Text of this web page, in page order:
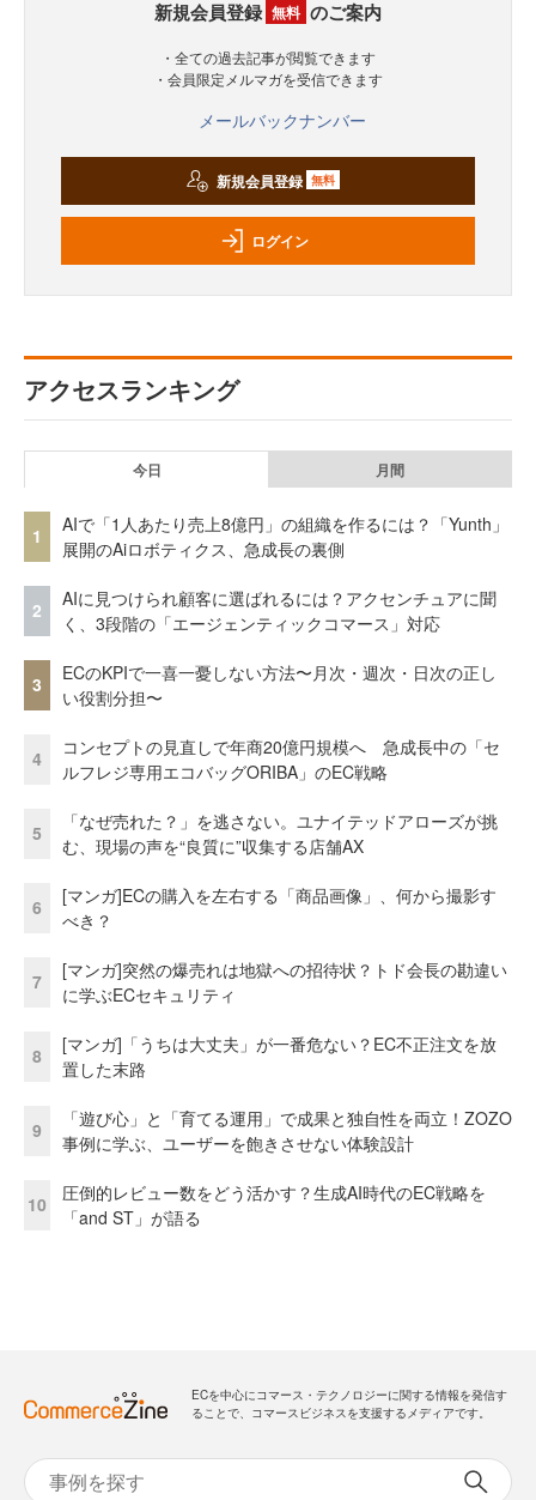
新規会員登録 無料 のご案内
・全ての過去記事が閲覧できます
・会員限定メルマガを受信できます
メールバックナンバー
新規会員登録 無料
ログイン
アクセスランキング
今日 月間
1
AIで「1人あたり売上8億円」の組織を作るには？「Yunth」
展開のAiロボティクス、急成長の裏側
2
AIに見つけられ顧客に選ばれるには？アクセンチュアに聞
く、3段階の「エージェンティックコマース」対応
3
ECのKPIで一喜一憂しない方法〜月次・週次・日次の正し
い役割分担〜
4
コンセプトの見直しで年商20億円規模へ 急成長中の「セ
ルフレジ専用エコバッグORIBA」のEC戦略
5
「なぜ売れた？」を逃さない。ユナイテッドアローズが挑
む、現場の声を“良質に”収集する店舗AX
6
[マンガ]ECの購入を左右する「商品画像」、何から撮影す
べき？
7
[マンガ]突然の爆売れは地獄への招待状？トド会長の勘違い
に学ぶECセキュリティ
8
[マンガ]「うちは大丈夫」が一番危ない？EC不正注文を放
置した末路
9
「遊び心」と「育てる運用」で成果と独自性を両立！ZOZO
事例に学ぶ、ユーザーを飽きさせない体験設計
10
圧倒的レビュー数をどう活かす？生成AI時代のEC戦略を
「and ST」が語る
ECを中心にコマース・テクノロジーに関する情報を発信す
ることで、コマースビジネスを支援するメディアです。